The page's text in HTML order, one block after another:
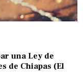
una Ley de
de Chiapas (El